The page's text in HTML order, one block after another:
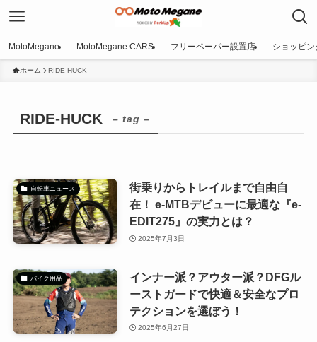
MotoMegane MotoMegane CARS フリーペーパー設置店 ショッピン
ホーム RIDE-HUCK
RIDE-HUCK – tag –
自転車ニュース
街乗りからトレイルまで自由自
在！ e-MTBデビューに最適な『e-
EDIT275』の実力とは？
2025年7月3日
バイク用品
インナー派？アウター派？DFGル
ーストガードで快適＆安全なプロ
テクションを選ぼう！
2025年6月27日